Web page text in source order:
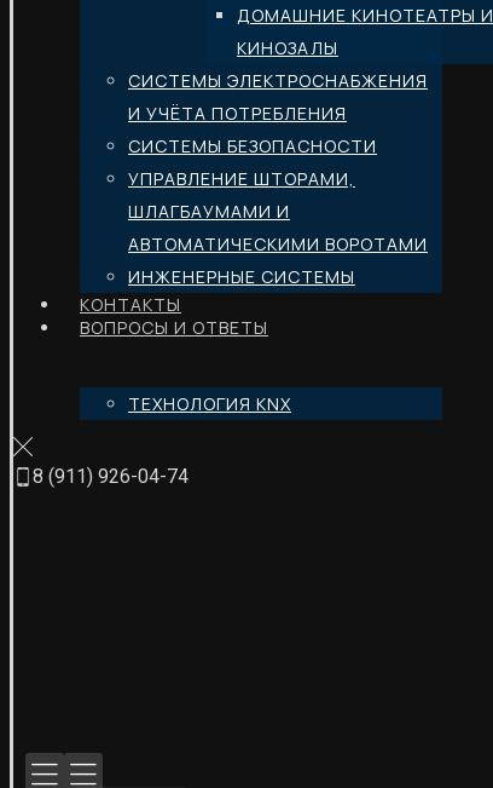
ДОМАШНИЕ КИНОТЕАТРЫ И
КИНОЗАЛЫ
СИСТЕМЫ ЭЛЕКТРОСНАБЖЕНИЯ
И УЧЁТА ПОТРЕБЛЕНИЯ
СИСТЕМЫ БЕЗОПАСНОСТИ
УПРАВЛЕНИЕ ШТОРАМИ,
ШЛАГБАУМАМИ И
АВТОМАТИЧЕСКИМИ ВОРОТАМИ
ИНЖЕНЕРНЫЕ СИСТЕМЫ
КОНТАКТЫ
ВОПРОСЫ И ОТВЕТЫ
ТЕХНОЛОГИЯ KNX
8 (911) 926-04-74